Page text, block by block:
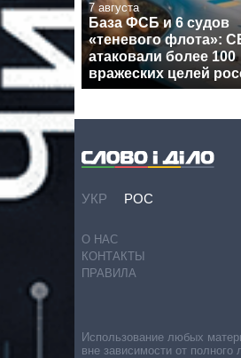
7 августа
База ФСБ и 6 судов
«теневого флота»:
атаковали более 100
вражеских целей
УКР РОС
О НАС
КОНТАКТЫ
ПРАВИЛА
Использование любых
вне зависимости от полного